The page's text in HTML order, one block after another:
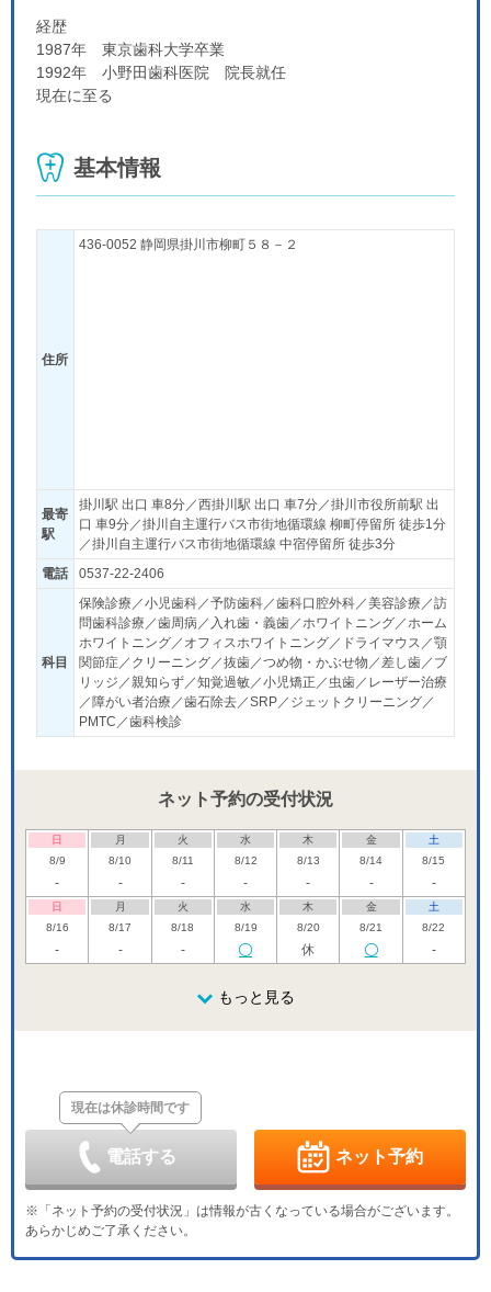
経歴
1987年 東京歯科大学卒業
1992年 小野田歯科医院 院長就任
現在に至る
基本情報
住所
436-0052 静岡県掛川市柳町５８－２
最寄
駅
掛川駅 出口 車8分／西掛川駅 出口 車7分／掛川市役所前駅 出
口 車9分／掛川自主運行バス市街地循環線 柳町停留所 徒歩1分
／掛川自主運行バス市街地循環線 中宿停留所 徒歩3分
電話
0537-22-2406
科目
保険診療／小児歯科／予防歯科／歯科口腔外科／美容診療／訪
問歯科診療／歯周病／入れ歯・義歯／ホワイトニング／ホーム
ホワイトニング／オフィスホワイトニング／ドライマウス／顎
関節症／クリーニング／抜歯／つめ物・かぶせ物／差し歯／ブ
リッジ／親知らず／知覚過敏／小児矯正／虫歯／レーザー治療
／障がい者治療／歯石除去／SRP／ジェットクリーニング／
PMTC／歯科検診
ネット予約の受付状況
日
8/9
-
月
8/10
-
火
8/11
-
水
8/12
-
木
8/13
-
金
8/14
-
土
8/15
-
日
8/16
-
月
8/17
-
火
8/18
-
水
8/19
木
8/20
休
金
8/21
土
8/22
-
8/26
9/6
月
9/7
火
9/8
9/10
休
9/11
9/12
休
木
休
9/20
9/21
9/22
9/23
9/24
9/25
9/26
もっと見る
現在は休診時間です
電話する ネット予約
※「ネット予約の受付状況」は情報が古くなっている場合がございます。
あらかじめご了承ください。